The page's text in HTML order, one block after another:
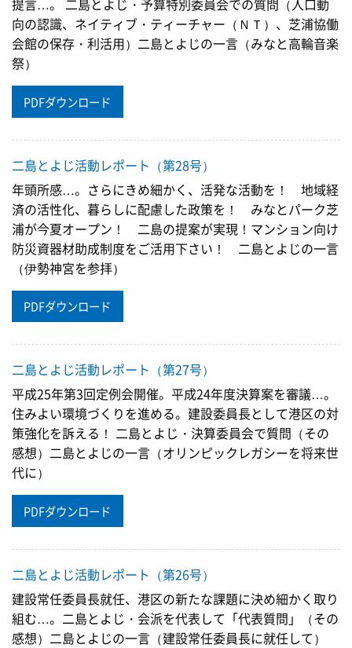
提言…。 二島とよじ・予算特別委員会での質問（人口動
向の認識、ネイティブ・ティーチャー（ＮＴ）、芝浦協働
会館の保存・利活用）二島とよじの一言（みなと高輪音楽
祭）
PDFダウンロード
二島とよじ活動レポート（第28号）
年頭所感…。さらにきめ細かく、活発な活動を！ 地域経
済の活性化、暮らしに配慮した政策を！ みなとパーク芝
浦が今夏オープン！ 二島の提案が実現！マンション向け
防災資器材助成制度をご活用下さい！ 二島とよじの一言
（伊勢神宮を参拝）
PDFダウンロード
二島とよじ活動レポート（第27号）
平成25年第3回定例会開催。平成24年度決算案を審議…。
住みよい環境づくりを進める。建設委員長として港区の対
策強化を訴える！ 二島とよじ・決算委員会で質問（その
感想）二島とよじの一言（オリンピックレガシーを将来世
代に）
PDFダウンロード
二島とよじ活動レポート（第26号）
建設常任委員長就任、港区の新たな課題に決め細かく取り
組む…。二島とよじ・会派を代表して「代表質問」（その
感想）二島とよじの一言（建設常任委員長に就任して）